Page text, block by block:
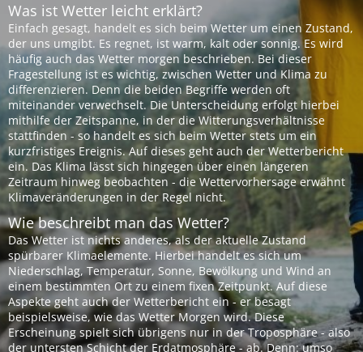
Was ist Wetter leicht erklärt?
Einfach gesagt, handelt es sich beim Wetter um einen Zustand,
der uns umgibt. Es regnet, ist warm, kalt oder sonnig. Es wird
häufig auch das Wetter morgen beschrieben. Bei dieser
Fragestellung ist es wichtig, zwischen Wetter und Klima zu
differenzieren. Denn die beiden Begriffe werden oft
miteinander verwechselt. Die Unterscheidung erfolgt hierbei
mithilfe der Zeitspanne, in der die Witterungsverhältnisse
stattfinden - so handelt es sich beim Wetter stets um ein
kurzfristiges Ereignis. Auf dieses geht auch der Wetterbericht
ein. Das Klima lässt sich hingegen über einen längeren
Zeitraum hinweg beobachten - die Wettervorhersage erwähnt
Klimaveränderungen in der Regel nicht.
Wie beschreibt man das Wetter?
Das Wetter ist nichts anderes, als der aktuelle Zustand
spürbarer Klimaelemente. Hierbei handelt es sich um
Niederschlag, Temperatur, Sonne, Bewölkung und Wind an
einem bestimmten Ort zu einem fixen Zeitpunkt. Auf diese
Aspekte geht auch der Wetterbericht ein - er besagt
beispielsweise, wie das Wetter Morgen wird. Diese
Erscheinung spielt sich übrigens nur in der Troposphäre - also
der untersten Schicht der Erdatmosphäre - ab. Denn: umso